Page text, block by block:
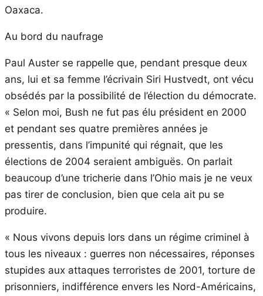
Oaxaca.
Au bord du naufrage
Paul Auster se rappelle que, pendant presque deux
ans, lui et sa femme l’écrivain Siri Hustvedt, ont vécu
obsédés par la possibilité de l’élection du démocrate.
« Selon moi, Bush ne fut pas élu président en 2000
et pendant ses quatre premières années je
pressentis, dans l’impunité qui régnait, que les
élections de 2004 seraient ambiguës. On parlait
beaucoup d’une tricherie dans l’Ohio mais je ne veux
pas tirer de conclusion, bien que cela ait pu se
produire.
« Nous vivons depuis lors dans un régime criminel à
tous les niveaux : guerres non nécessaires, réponses
stupides aux attaques terroristes de 2001, torture de
prisonniers, indifférence envers les Nord-Américains,